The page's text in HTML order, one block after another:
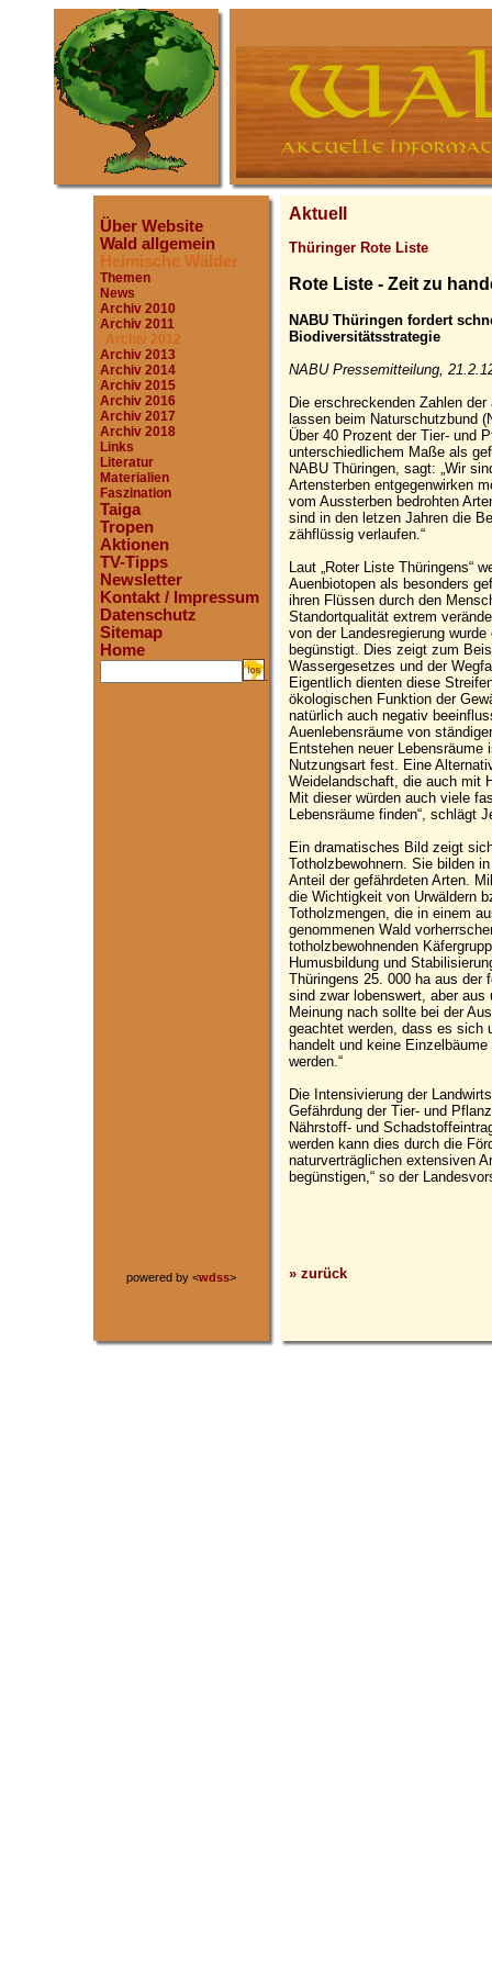
Über Website
Wald allgemein
Heimische Wälder
Themen
News
Archiv 2010
Archiv 2011
Archiv 2012
Archiv 2013
Archiv 2014
Archiv 2015
Archiv 2016
Archiv 2017
Archiv 2018
Links
Literatur
Materialien
Faszination
Taiga
Tropen
Aktionen
TV-Tipps
Newsletter
Kontakt / Impressum
Datenschutz
Sitemap
Home
.
powered by <wdss>
Aktuell
Thüringer Rote Liste
Rote Liste - Zeit zu
NABU Thüringen fordert
Biodiversitätsstrategie
NABU Pressemitteilung,
Die erschreckenden Zahlen der
lassen beim Naturschutzbund
Über 40 Prozent der Tier- und
unterschiedlichem Maße als
NABU Thüringen, sagt: „Wir
Artensterben entgegenwirken
vom Aussterben bedrohten
sind in den letzen Jahren die
zähflüssig verlaufen.“
Laut „Roter Liste Thüringens“
Auenbiotopen als besonders
ihren Flüssen durch den
Standortqualität extrem
von der Landesregierung
begünstigt. Dies zeigt zum
Wassergesetzes und der
Eigentlich dienten diese
ökologischen Funktion der
natürlich auch negativ
Auenlebensräume von
Entstehen neuer
Nutzungsart fest. Eine
Weidelandschaft, die auch mit
Mit dieser würden auch viele
Lebensräume finden“, schlägt
Ein dramatisches Bild zeigt
Totholzbewohnern. Sie bilden
Anteil der gefährdeten Arten.
die Wichtigkeit von Urwäldern
Totholzmengen, die in einem
genommenen Wald
totholzbewohnenden
Humusbildung und
Thüringens 25. 000 ha aus der
sind zwar lobenswert, aber
Meinung nach sollte bei der
geachtet werden, dass es sich
handelt und keine
werden.“
Die Intensivierung der
Gefährdung der Tier- und
Nährstoff- und
werden kann dies durch die
naturverträglichen extensiven
begünstigen,“ so der
» zurück